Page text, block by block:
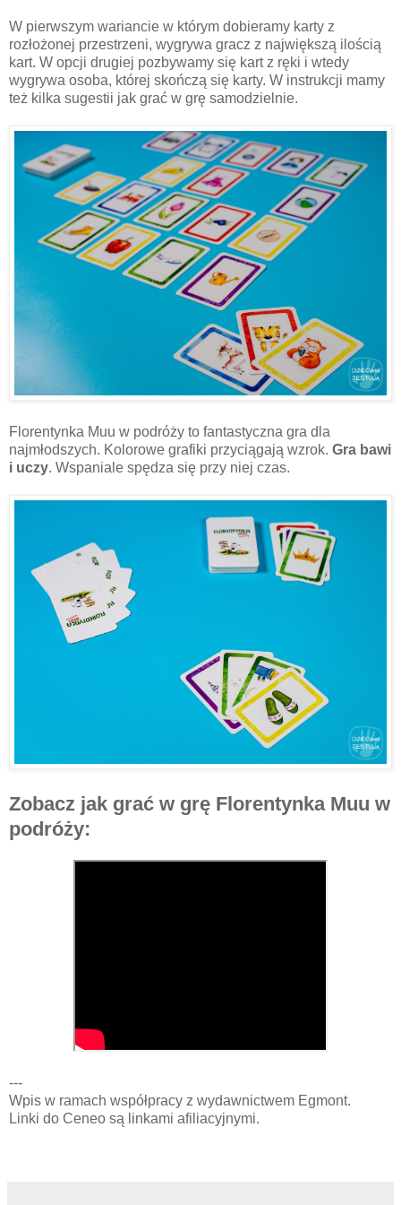
W pierwszym wariancie w którym dobieramy karty z
rozłożonej przestrzeni, wygrywa gracz z największą ilością
kart. W opcji drugiej pozbywamy się kart z ręki i wtedy
wygrywa osoba, której skończą się karty. W instrukcji mamy
też kilka sugestii jak grać w grę samodzielnie.
Florentynka Muu w podróży to fantastyczna gra dla
najmłodszych. Kolorowe grafiki przyciągają wzrok. Gra bawi
i uczy. Wspaniale spędza się przy niej czas.
Zobacz jak grać w grę Florentynka Muu w
podróży:
---
Wpis w ramach współpracy z wydawnictwem Egmont.
Linki do Ceneo są linkami afiliacyjnymi.